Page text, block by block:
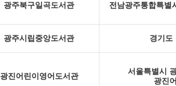
광주북구일곡도서관 전남광주통합특별
광주시립중앙도서관 경기도
광진어린이영어도서관
서울특별시
광진